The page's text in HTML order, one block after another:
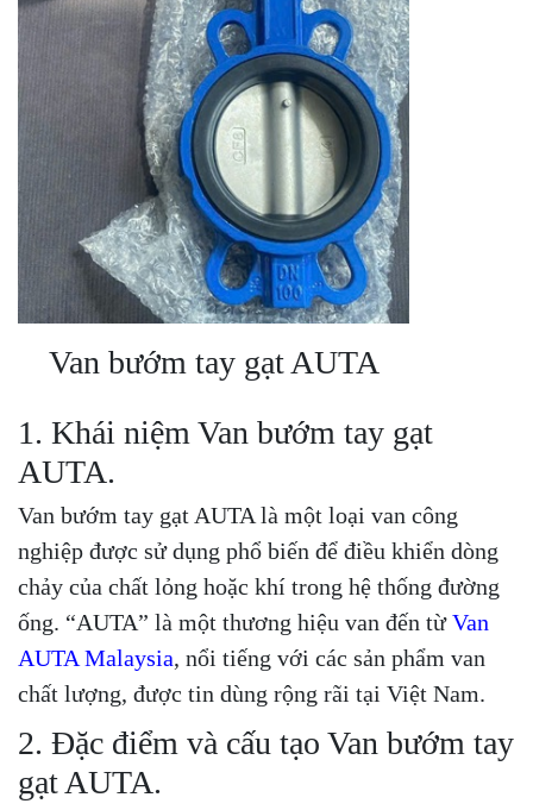
Van bướm tay gạt AUTA
1. Khái niệm Van bướm tay gạt
AUTA.
Van bướm tay gạt AUTA là một loại van công
nghiệp được sử dụng phổ biến để điều khiển dòng
chảy của chất lỏng hoặc khí trong hệ thống đường
ống. “AUTA” là một thương hiệu van đến từVan
AUTA Malaysia, nổi tiếng với các sản phẩm van
chất lượng, được tin dùng rộng rãi tại Việt Nam.
2. Đặc điểm và cấu tạo Van bướm tay
gạt AUTA.